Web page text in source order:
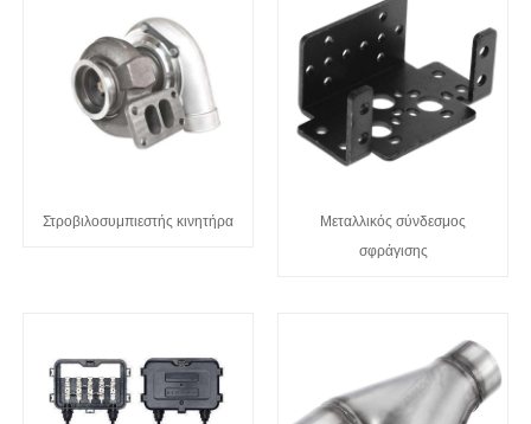
Στροβιλοσυμπιεστής κινητήρα
Μεταλλικός σύνδεσμος
σφράγισης